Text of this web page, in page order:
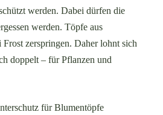
werden. Dabei dürfen die
werden. Töpfe aus
Frost zerspringen. Daher lohnt sich
doppelt – für Pflanzen und